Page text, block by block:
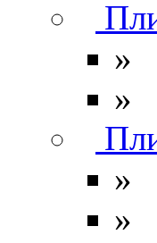
»
»
»
»